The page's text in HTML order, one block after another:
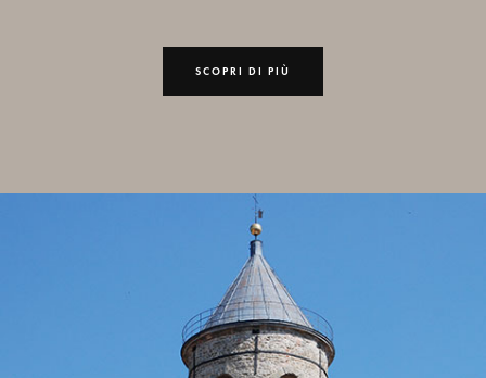
SCOPRI DI PIÙ